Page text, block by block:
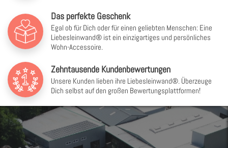
Das perfekte Geschenk
Egal ob für Dich oder für einen geliebten Menschen: Eine
Liebesleinwand® ist ein einzigartiges und persönliches
Wohn-Accessoire.
Zehntausende Kundenbewertungen
Unsere Kunden lieben ihre Liebesleinwand®. Überzeuge
Dich selbst auf den großen Bewertungsplattformen!